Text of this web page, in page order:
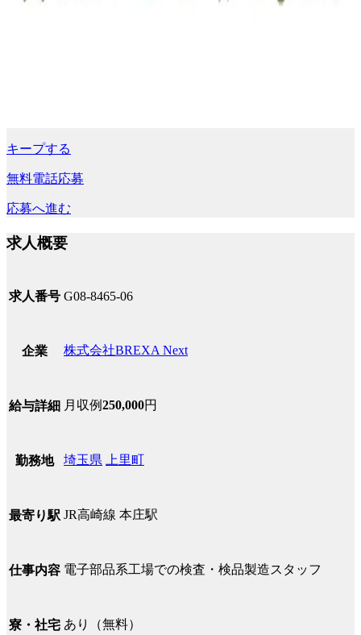
キープする
無料電話応募
応募へ進む
求人概要
求人番号 G08-8465-06
企業 株式会社BREXA Next
給与詳細 月収例250,000円
勤務地 埼玉県 上里町
最寄り駅 JR高崎線 本庄駅
仕事内容 電子部品系工場での検査・検品製造スタッフ
寮・社宅 あり（無料）